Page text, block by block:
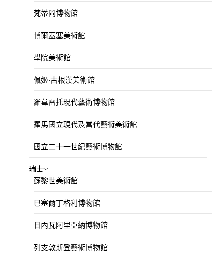
梵蒂岡博物館
博爾蓋塞美術館
學院美術館
佩姬·古根漢美術館
羅韋雷托現代藝術博物館
羅馬國立現代及當代藝術美術館
國立二十一世紀藝術博物館
瑞士
蘇黎世美術館
巴塞爾丁格利博物館
日內瓦阿里亞納博物館
列支敦斯登藝術博物館